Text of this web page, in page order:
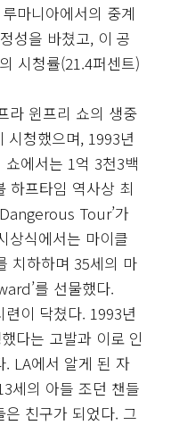
마니아에서의 중계
성을 바쳤고, 이 공
시청률(21.4퍼센트)
라 윈프리 쇼의 생중
시청했으며, 1993년
에서는 1억 3천3백
하프타임 역사상 최
Tour’가
상식에서는 마이클
치하하며 35세의 마
를 선물했다.
이 닥쳤다. 1993년
다는 고발과 이로 인
LA에서 알게 된 자
세의 아들 조던 챈들
친구가 되었다. 그